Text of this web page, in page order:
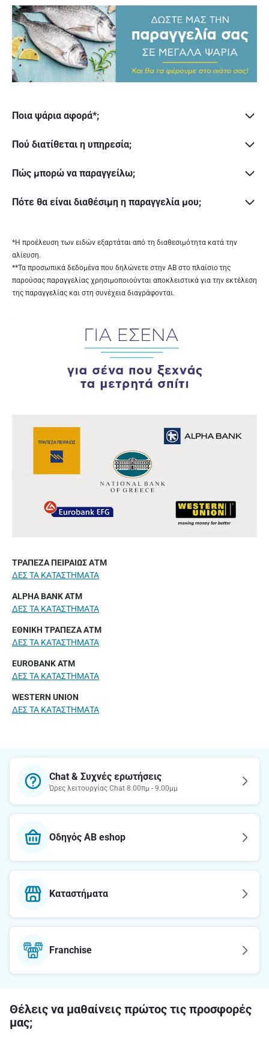
Ποια ψάρια αφορά*;
Πού διατίθεται η υπηρεσία;
Πώς μπορώ να παραγγείλω;
Πότε θα είναι διαθέσιμη η παραγγελία μου;
*Η προέλευση των ειδών εξαρτάται από τη διαθεσιμότητα κατά την
αλίευση.
**Τα προσωπικά δεδομένα που δηλώνετε στην ΑΒ στο πλαίσιοτης
παρούσας παραγγελίας χρησιμοποιούνται αποκλειστικά για την εκτέλεση
της παραγγελίας και στη συνέχεια διαγράφονται.
ΤΡΑΠΕΖΑ ΠΕΙΡΑΙΩΣ ΑΤΜ
ΔΕΣ ΤΑ ΚΑΤΑΣΤΗΜΑΤΑ
ALPHA BANK ATM
ΔΕΣ ΤΑ ΚΑΤΑΣΤΗΜΑΤΑ
ΕΘΝΙΚΗ ΤΡΑΠΕΖΑ ΑΤΜ
ΔΕΣ ΤΑ ΚΑΤΑΣΤΗΜΑΤΑ
EUROBANK ATM
ΔΕΣ ΤΑ ΚΑΤΑΣΤΗΜΑΤΑ
WESTERN UNION
ΔΕΣ ΤΑ ΚΑΤΑΣΤΗΜΑΤΑ
Chat & Συχνές ερωτήσεις
Ώρες λειτουργίας Chat 8.00πμ - 9.00μμ
Οδηγός AB eshop
Καταστήματα
Franchise
Θέλεις να μαθαίνεις πρώτος τις προσφορές
μας;